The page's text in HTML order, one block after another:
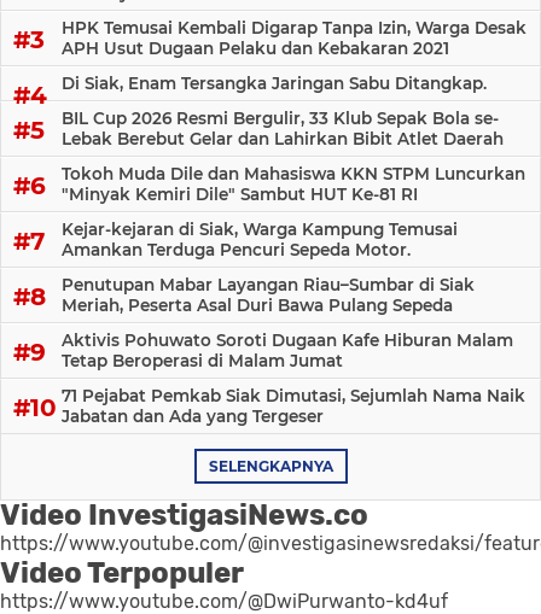
HPK Temusai Kembali Digarap Tanpa Izin, Warga Desak
APH Usut Dugaan Pelaku dan Kebakaran 2021
Di Siak, Enam Tersangka Jaringan Sabu Ditangkap.
BIL Cup 2026 Resmi Bergulir, 33 Klub Sepak Bola se-
Lebak Berebut Gelar dan Lahirkan Bibit Atlet Daerah
Tokoh Muda Dile dan Mahasiswa KKN STPM Luncurkan
"Minyak Kemiri Dile" Sambut HUT Ke-81 RI
Kejar-kejaran di Siak, Warga Kampung Temusai
Amankan Terduga Pencuri Sepeda Motor.
Penutupan Mabar Layangan Riau–Sumbar di Siak
Meriah, Peserta Asal Duri Bawa Pulang Sepeda
Aktivis Pohuwato Soroti Dugaan Kafe Hiburan Malam
Tetap Beroperasi di Malam Jumat
71 Pejabat Pemkab Siak Dimutasi, Sejumlah Nama Naik
Jabatan dan Ada yang Tergeser
SELENGKAPNYA
Video InvestigasiNews.co
https://www.youtube.com/@investigasinewsredaksi/
Video Terpopuler
https://www.youtube.com/@DwiPurwanto-kd4uf